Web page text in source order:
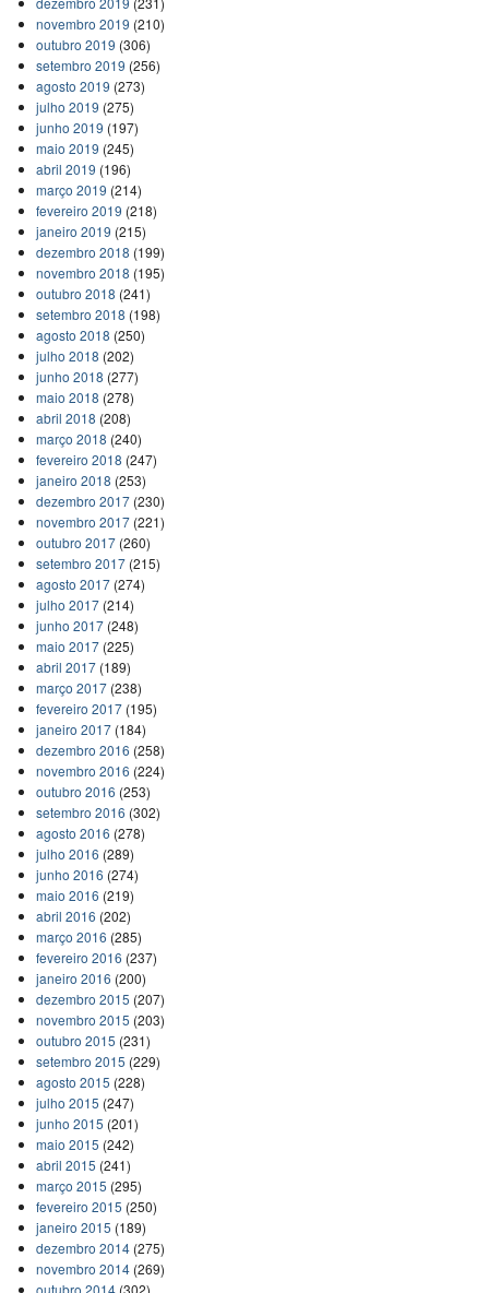
novembro 2019 (210)
outubro 2019 (306)
setembro 2019 (256)
agosto 2019 (273)
julho 2019 (275)
junho 2019 (197)
maio 2019 (245)
abril 2019 (196)
março 2019 (214)
fevereiro 2019 (218)
janeiro 2019 (215)
dezembro 2018 (199)
novembro 2018 (195)
outubro 2018 (241)
setembro 2018 (198)
agosto 2018 (250)
julho 2018 (202)
junho 2018 (277)
maio 2018 (278)
abril 2018 (208)
março 2018 (240)
fevereiro 2018 (247)
janeiro 2018 (253)
dezembro 2017(230)
novembro 2017(221)
outubro 2017(260)
setembro 2017(215)
agosto 2017(274)
julho 2017(214)
junho 2017(248)
maio 2017(225)
abril 2017(189)
março 2017(238)
fevereiro 2017(195)
janeiro 2017(184)
dezembro 2016 (258)
novembro 2016 (224)
outubro 2016 (253)
setembro 2016 (302)
agosto 2016 (278)
julho 2016 (289)
junho 2016 (274)
maio 2016 (219)
abril 2016 (202)
março 2016 (285)
fevereiro 2016 (237)
janeiro 2016 (200)
dezembro 2015 (207)
novembro 2015 (203)
outubro 2015 (231)
setembro 2015 (229)
agosto 2015 (228)
julho 2015 (247)
junho 2015 (201)
maio 2015 (242)
abril 2015 (241)
março 2015 (295)
fevereiro 2015 (250)
janeiro 2015 (189)
dezembro 2014(275)
novembro 2014(269)